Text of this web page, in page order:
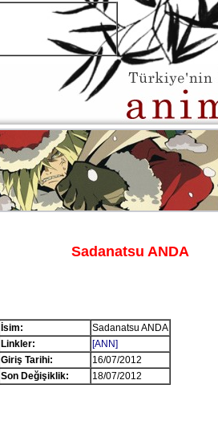
Sadanatsu ANDA
İsim:
Sadanatsu ANDA
Linkler:
[ANN]
Giriş Tarihi:
16/07/2012
Son Değişiklik:
18/07/2012